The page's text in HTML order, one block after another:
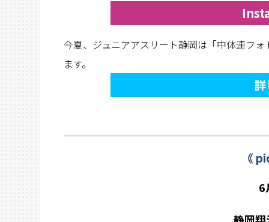
今夏、ジュニアアスリート静岡は「中体連フ
ます。
《
6